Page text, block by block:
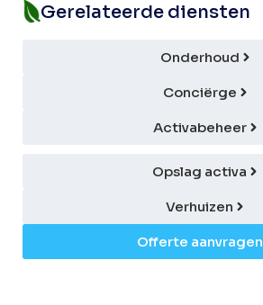
Gerelateerde diensten
Onderhoud
Conciërge
Activabeheer
Opslag activa
Verhuizen
Offerte aanvragen